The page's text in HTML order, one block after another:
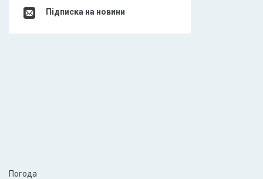
Підписка на новини
Погода